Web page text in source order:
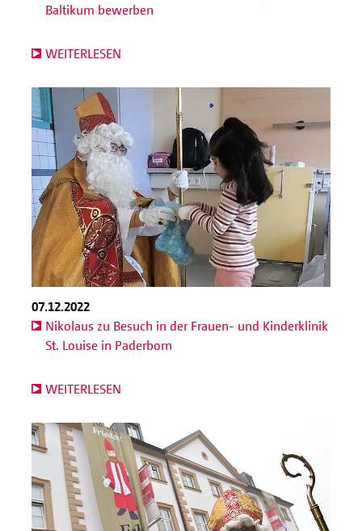
Baltikum bewerben
WEITERLESEN
07.12.2022
Nikolaus zu Besuch in der Frauen- und Kinderklinik
St. Louise in Paderborn
WEITERLESEN